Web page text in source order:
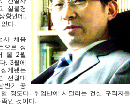
실물경
황인데,
다.
사 채용
으로 정
올 2월
. 3월에
계됐는
전월대
반기 공
정도다. 취업난에 시달리는 건설 구직자들
인 것이다.